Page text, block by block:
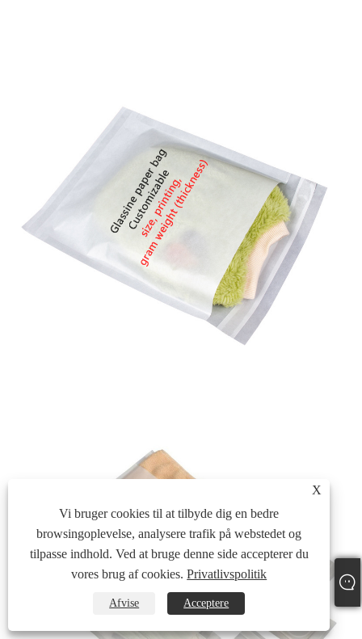
X
Vi bruger cookies til at tilbyde dig en bedre
browsingoplevelse, analysere trafik på webstedet og
tilpasse indhold. Ved at bruge denne side accepterer du
vores brug af cookies.Privatlivspolitik
Afvise Acceptere